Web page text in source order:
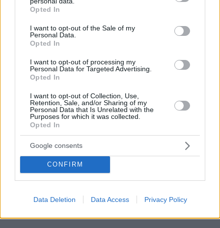
grant or deny consent to Google and its third-party tags to
use your data for below specified purposes in below Google
consent section.
Opted In
I want to opt-out of the Sale of my
Personal Data.
Opted In
I want to opt-out of processing my
Personal Data for Targeted Advertising.
Opted In
I want to opt-out of Collection, Use,
Retention, Sale, and/or Sharing of my
Personal Data that Is Unrelated with the
Purposes for which it was collected.
Opted In
Google consents
CONFIRM
Data Deletion Data Access Privacy Policy
η αρχή. Από τον ήλιο σχηματίζονται όλα: η
γραμμή του αετώματος, πάνω στο αέτωμα η
Γλαυξ, αριστερά το χέρι της Αθηνάς που
κρατάει τη Νίκη. Η κουκουβάγια είναι στο
ίδιο ύψος με το ακροκέραμο στην κορυφή
του αετώματος και με το κεφάλι της
Αθηνάς. Τα τρία αυτά στοιχεία ισορροπούν
τη σύνθεση. Κατεβαίνουμε παρακάτω:
αριστερά, η Αθηνά με την ασπίδα της.
Δίπλα στην ασπίδα, ο βωμός και οι
Κανηφόρες, δηλαδή η προσφορά προς τον
ξένο. Παρακάτω, οι Αυλητρίδες, δηλαδή η
συμβολίζει το ταξίδι, όπως και η τριήρης.